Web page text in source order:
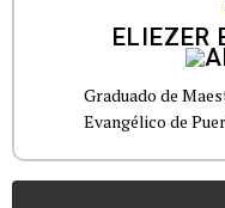
ELIEZER
Graduado de
Evangélico de